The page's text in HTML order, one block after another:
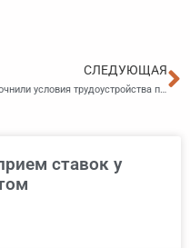
СЛЕДУЮЩАЯ
Уточнили условия трудоустройства по программе «Земский тренер»
ставок у